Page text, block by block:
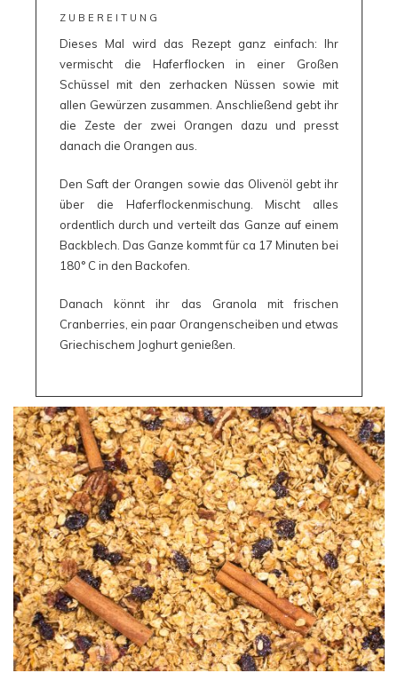
ZUBEREITUNG
Dieses Mal wird das Rezept ganz einfach: Ihr
vermischt die Haferflocken in einer Großen
Schüssel mit den zerhacken Nüssen sowie mit
allen Gewürzen zusammen. Anschließend gebt ihr
die Zeste der zwei Orangen dazu und presst
danach die Orangen aus.
Den Saft der Orangen sowie das Olivenöl gebt ihr
über die Haferflockenmischung. Mischt alles
ordentlich durch und verteilt das Ganze auf einem
Backblech. Das Ganze kommt für ca 17 Minuten bei
180° C in den Backofen.
Danach könnt ihr das Granola mit frischen
Cranberries, ein paar Orangenscheiben und etwas
Griechischem Joghurt genießen.